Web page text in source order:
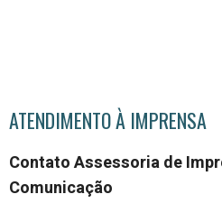
ATENDIMENTO À IMPRENSA
Contato Assessoria de
Comunicação